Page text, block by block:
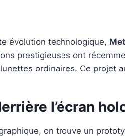
évolution technologique,
prestigieuses ont
ordinaires. Ce projet
l’écran
on trouve un